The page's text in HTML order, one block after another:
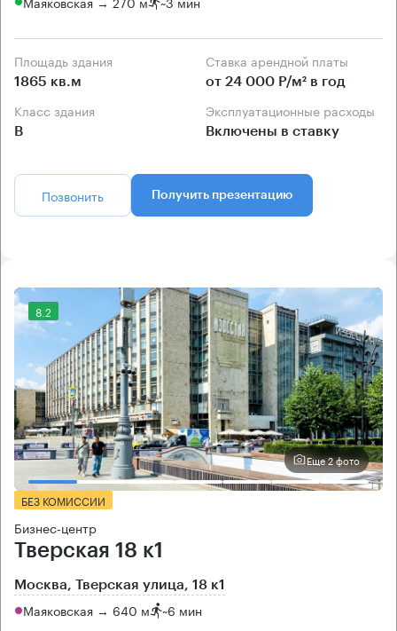
Площадь здания
1865 кв.м
Ставка арендной платы
от 24 000 Р/м² в год
Класс здания
B
Эксплуатационные расходы
Включены в ставку
Позвонить Получить презентацию
8.2
Еще 2 фото
БЕЗ КОМИССИИ
Бизнес-центр
Тверская 18 к1
Москва, Тверская улица, 18 к1
Маяковская → 640 м ~6 мин